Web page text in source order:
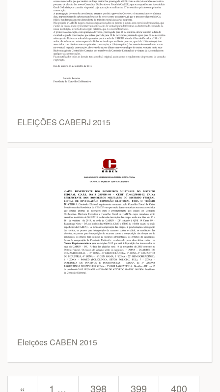
ELEIÇÕES CABERJ 2015
Eleições CABEN 2015
« 1 ... 398 399 400